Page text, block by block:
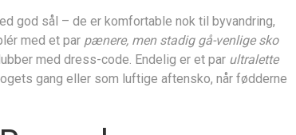
god sål – de er komfortable nok til byvandring,
med et par pænere, men stadig gå-venlige sko
med dress-code. Endelig er et par ultralette
gang eller som luftige aftensko, når fødderne